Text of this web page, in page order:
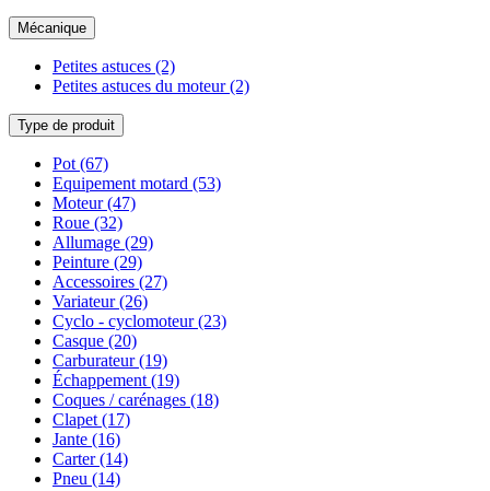
Mécanique
Petites astuces (2)
Petites astuces du moteur(2)
Type de produit
Pot (67)
Equipement motard (53)
Moteur(47)
Roue (32)
Allumage (29)
Peinture (29)
Accessoires (27)
Variateur(26)
Cyclo - cyclomoteur(23)
Casque (20)
Carburateur(19)
Échappement (19)
Coques / carénages (18)
Clapet (17)
Jante (16)
Carter(14)
Pneu (14)